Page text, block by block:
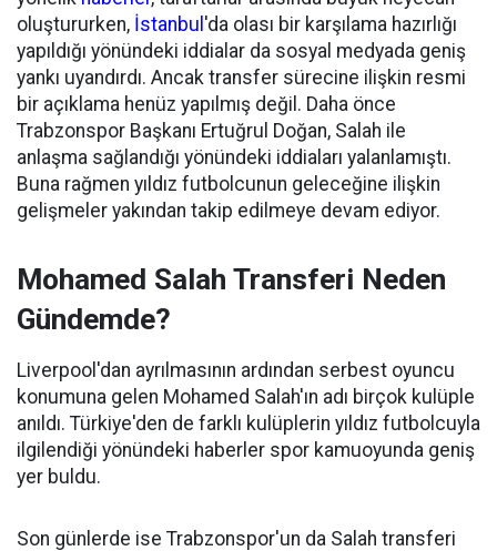
oluştururken, İstanbul 'da olası bir karşılama hazırlığı
yapıldığı yönündeki iddialar da sosyal medyada geniş
yankı uyandırdı. Ancak transfer sürecine ilişkin resmi
bir açıklama henüz yapılmış değil. Daha önce
Trabzonspor Başkanı Ertuğrul Doğan, Salah ile
anlaşma sağlandığı yönündeki iddiaları yalanlamıştı.
Buna rağmen yıldız futbolcunun geleceğine ilişkin
gelişmeler yakından takip edilmeye devam ediyor.
Mohamed Salah Transferi Neden
Gündemde?
Liverpool'dan ayrılmasının ardından serbest oyuncu
konumuna gelen Mohamed Salah'ın adı birçok kulüple
anıldı. Türkiye'den de farklı kulüplerin yıldız futbolcuyla
ilgilendiği yönündeki haberler spor kamuoyunda geniş
yer buldu.
Son günlerde ise Trabzonspor'un da Salah transferi